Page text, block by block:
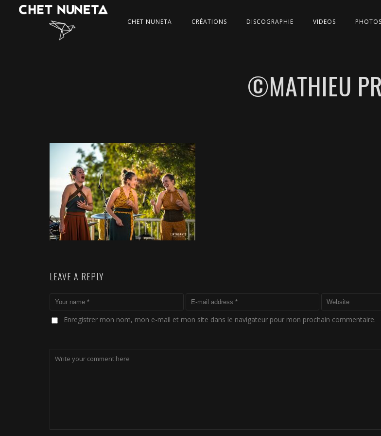
CHET NUNETA CRÉATIONS DISCOGRAPHIE VIDEOS PHOTOS
©MATHIEU
LEAVE A REPLY
Enregistrer mon nom, mon e-mail et mon site dans le navigateur pour mon prochain commentaire.